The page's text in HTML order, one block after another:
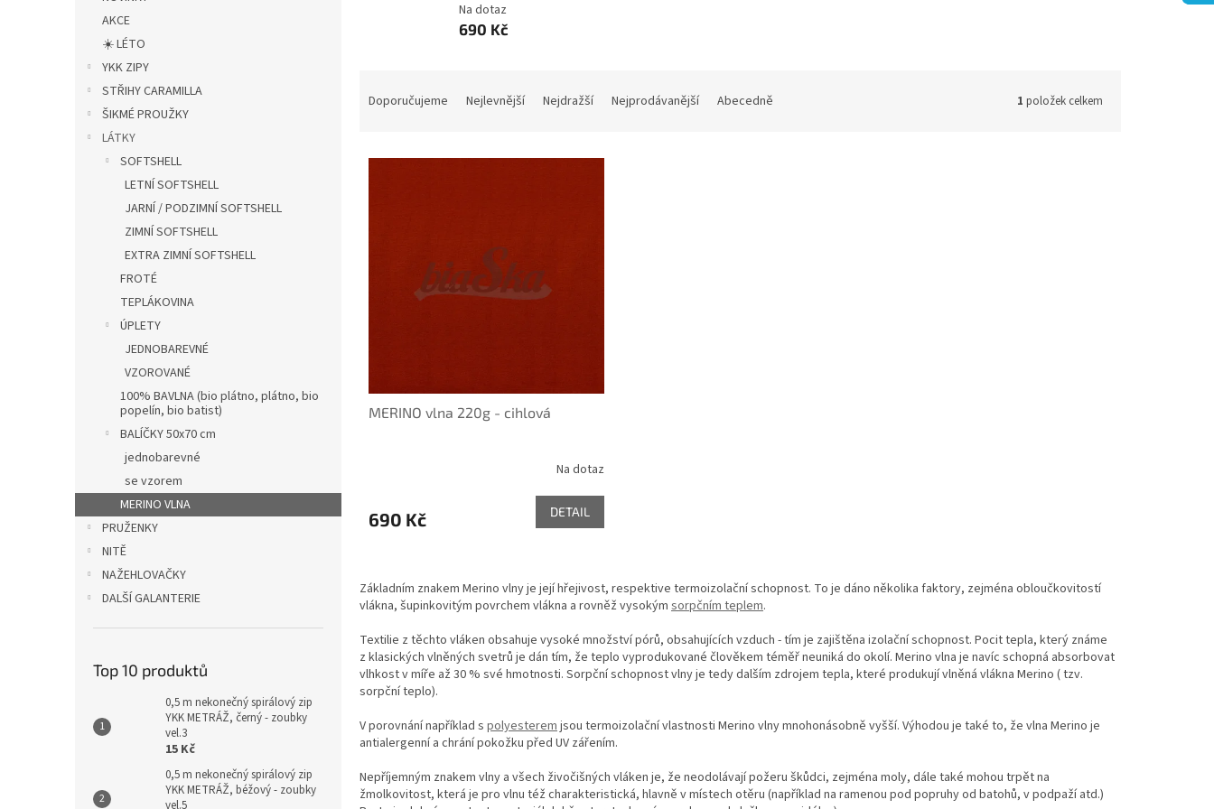
AKCE
☀️ LÉTO
YKK ZIPY
STŘIHY CARAMILLA
ŠIKMÉ PROUŽKY
LÁTKY
SOFTSHELL
LETNÍ SOFTSHELL
JARNÍ / PODZIMNÍ SOFTSHELL
ZIMNÍ SOFTSHELL
EXTRA ZIMNÍ SOFTSHELL
FROTÉ
TEPLÁKOVINA
ÚPLETY
JEDNOBAREVNÉ
VZOROVANÉ
100% BAVLNA (bio plátno, plátno, bio
popelín, bio batist)
BALÍČKY 50x70 cm
jednobarevné
se vzorem
MERINO VLNA
PRUŽENKY
NITĚ
NAŽEHLOVAČKY
DALŠÍ GALANTERIE
Top 10 produktů
0,5 m nekonečný spirálový zip
YKK METRÁŽ, černý - zoubky
vel.3
15 Kč
0,5 m nekonečný spirálový zip
YKK METRÁŽ, béžový - zoubky
vel.5
Na dotaz
690 Kč
n
Doporučujeme Nejlevnější Nejdražší Nejprodávanější Abecedně 1 položek celkem
V
MERINO vlna 220g - cihlová
Na dotaz
690 Kč DETAIL
v
l
á
a
c
í
r
v
y
v
ý
Základním znakem Merino vlny je její hřejivost, respektive termoizolační schopnost. To je dáno několika faktory, zejména obloučkovitostí
vlákna, šupinkovitým povrchem vlákna a rovněž vysokým sorpčním teplem.
Textilie z těchto vláken obsahuje vysoké množství pórů, obsahujících vzduch - tím je zajištěna izolační schopnost. Pocit tepla, který známe
z klasických vlněných svetrů je dán tím, že teplo vyprodukované člověkem téměř neuniká do okolí. Merino vlna je navíc schopná absorbovat
vlhkost v míře až 30 % své hmotnosti. Sorpční schopnost vlny je tedy dalším zdrojem tepla, které produkují vlněná vlákna Merino ( tzv.
sorpční teplo).
V porovnání například s polyesteremjsou termoizolační vlastnosti Merino vlny mnohonásobně vyšší. Výhodou je také to, že vlna Merino je
antialergenní a chrání pokožku před UV zářením.
Nepříjemným znakem vlny a všech živočišných vláken je, že neodolávají požeru škůdci, zejména moly, dále také mohou trpět na
žmolkovitost, která je pro vlnu též charakteristická, hlavně v místech otěru (například na ramenou pod popruhy od batohů, v podpaží atd.)